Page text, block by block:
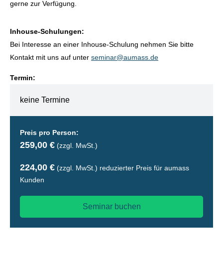
gerne zur Verfügung.
Inhouse-Schulungen:
Bei Interesse an einer Inhouse-Schulung nehmen Sie bitte
Kontakt mit uns auf unter seminar@aumass.de
Termin:
keine Termine
Preis pro Person:
259,00 € (zzgl. MwSt.)
224,00 € (zzgl. MwSt.) reduzierter Preis für aumass
Kunden
Seminar buchen